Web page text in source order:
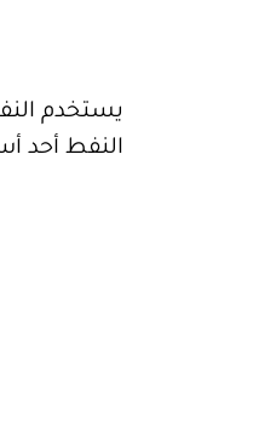
يستخدم
النفط أحد